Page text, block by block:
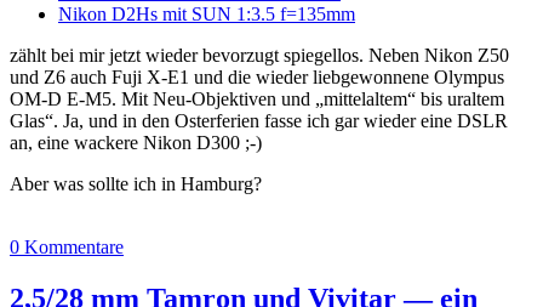
Nikon D2Hs mit SUN 1:3.5 f=135mm
zählt bei mir jetzt wieder bevorzugt spiegellos. Neben Nikon Z50
und Z6 auch Fuji X-E1 und die wieder liebgewonnene Olympus
OM-D E-M5. Mit Neu-Objektiven und „mittelaltem“ bis uraltem
Glas“. Ja, und in den Osterferien fasse ich gar wieder eine DSLR
an, eine wackere Nikon D300 ;-)
Aber was sollte ich in Hamburg?
0 Kommentare
2,5/28 mm Tamron und Vivitar — ein